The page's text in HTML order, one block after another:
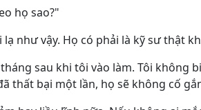
họ sao?"
như vậy. Họ có phải là kỹ sư thật
sau khi tôi vào làm. Tôi
thất bại một lần, họ sẽ không cố